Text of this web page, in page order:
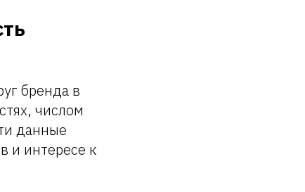
бренда в
числом
данные
и интересе к